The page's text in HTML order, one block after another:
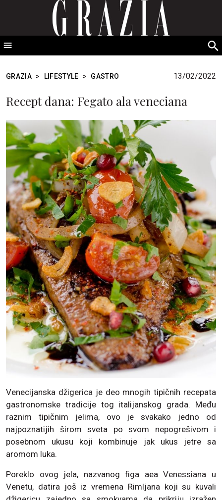
GRAZIA Srbija
GRAZIA > LIFESTYLE > GASTRO 13/02/2022
Recept dana: Fegato ala veneciana
Venecijanska džigerica je deo mnogih tipičnih recepata
gastronomske tradicije tog italijanskog grada. Među
raznim tipičnim jelima, ovo je svakako jedno od
najpoznatijih širom sveta po svom nepogrešivom i
posebnom ukusu koji kombinuje jak ukus jetre sa
aromom luka.
Poreklo ovog jela, nazvanog figa aea Venessiana u
Venetu, datira još iz vremena Rimljana koji su kuvali